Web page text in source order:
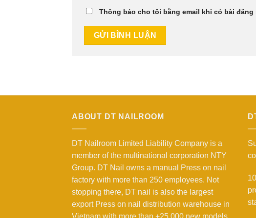
Thông báo cho tôi bằng email khi có bài đăng
ABOUT DT NAILROOM
DT Nailroom Limited Liability Company is a
member of the multinational corporation NTY
Group. DT Nail owns a manual Press on nail
factory with more than 250 employees. Not
stopping there, DT nail is also the largest
export Press on nail distribution warehouse in
Vietnam with more than +25,000 new models